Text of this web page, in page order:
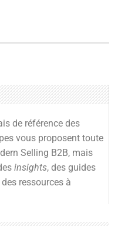
de référence des
vous proposent toute
Selling B2B, mais
insights, des guides
ressources à